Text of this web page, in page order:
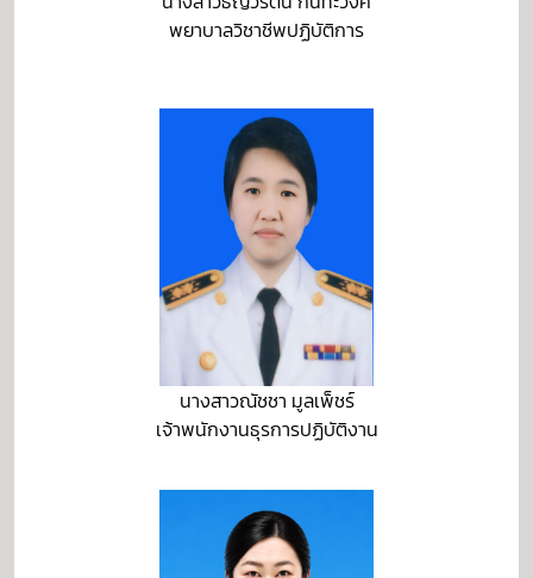
พยาบาลวิชาชีพปฏิบัติการ
นางสาวณัชชา มูลเพ็ชร์
เจ้าพนักงานธุรการปฏิบัติงาน